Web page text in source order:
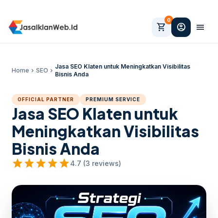
shopping_cart
0
account_circle menu
Home chevron_right SEO chevron_right
Jasa SEO Klaten untuk Meningkatkan Visibilitas
Bisnis Anda
OFFICIAL PARTNER PREMIUM SERVICE
Jasa SEO Klaten untuk
Meningkatkan Visibilitas
Bisnis Anda
starstarstarstarstar4.7 (3 reviews)